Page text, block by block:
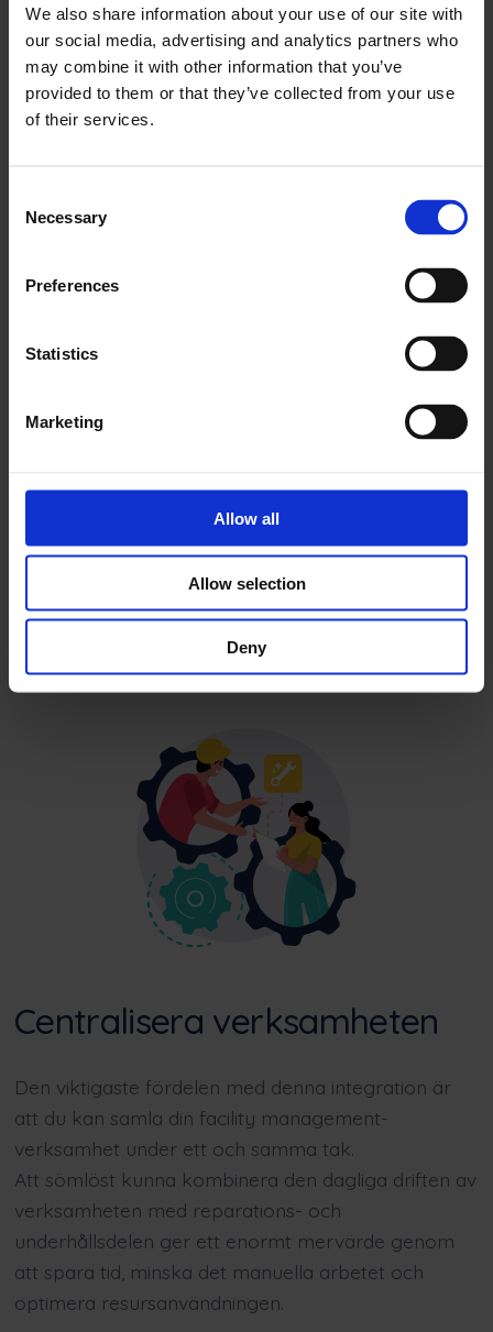
We also share information about your use of our site with
our social media, advertising and analytics partners who
may combine it with other information that you’ve
provided to them or that they’ve collected from your use
of their services.
Selection
Necessary
Preferences
Statistics
Marketing
Allow all
Allow selection
Deny
anställda
Att spåra dina anställdas produktivitet är grunden
korrekta nyckeltal och skapa ett datadrivet företag.
Skapa medarbetarrapporter på ett enkelt sätt och
hantera din personalstyrka mer effektivt.
Centralisera verksamheten
Den viktigaste fördelen med denna integration är
att du kan samla din facility management-
verksamhet under ett och samma tak.
Att sömlöst kunna kombinera den dagliga driften av
verksamheten med reparations- och
underhållsdelen ger ett enormt mervärde genom
att spara tid, minska det manuella arbetet och
optimera resursanvändningen.